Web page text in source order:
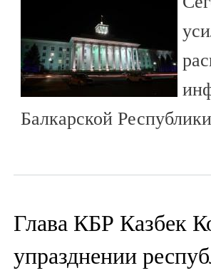
Балкарской
Глава КБР Казбек
упразднении